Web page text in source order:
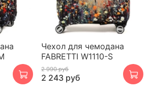
Чехол для чемодана
FABRETTI W1110-S
2 990 руб
2 243 руб